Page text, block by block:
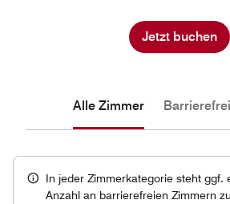
Jetzt buchen
Alle Zimmer
In jeder Zimmerkategorie steht ggf.
Anzahl an barrierefreien Zimmern